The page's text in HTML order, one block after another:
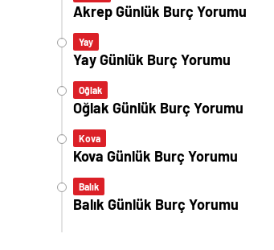
Akrep Günlük Burç Yorumu
Yay
Yay Günlük Burç Yorumu
Oğlak
Oğlak Günlük Burç Yorumu
Kova
Kova Günlük Burç Yorumu
Balık
Balık Günlük Burç Yorumu